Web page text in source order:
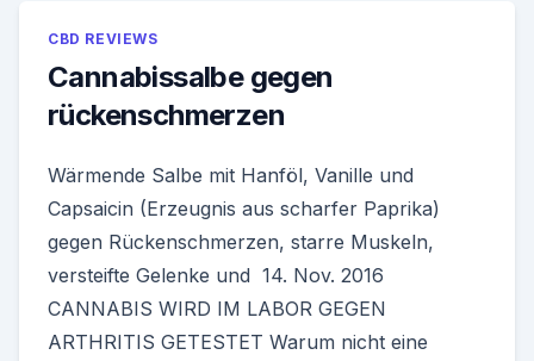
CBD REVIEWS
Cannabissalbe gegen
rückenschmerzen
Wärmende Salbe mit Hanföl, Vanille und
Capsaicin (Erzeugnis aus scharfer Paprika)
gegen Rückenschmerzen, starre Muskeln,
versteifte Gelenke und 14. Nov. 2016
CANNABIS WIRD IM LABOR GEGEN
ARTHRITIS GETESTET Warum nicht eine